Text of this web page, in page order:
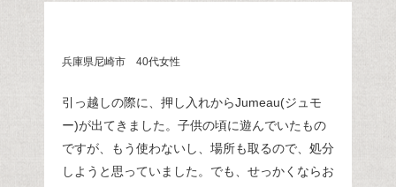
兵庫県尼崎市 40代女性
引っ越しの際に、押し入れからJumeau(ジュモ
ー)が出てきました。子供の頃に遊んでいたもの
ですが、もう使わないし、場所も取るので、処分
しようと思っていました。でも、せっかくならお